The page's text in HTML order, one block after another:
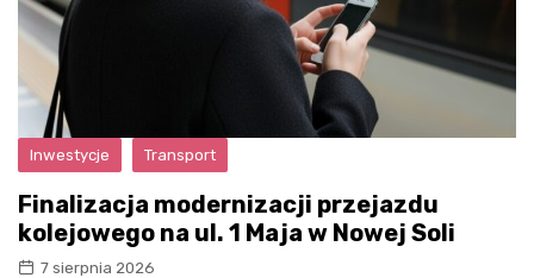
Inwestycje Transport
Finalizacja modernizacji przejazdu
kolejowego na ul. 1 Maja w Nowej Soli
7 sierpnia 2026